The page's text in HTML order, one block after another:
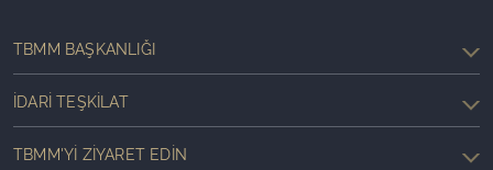
TBMM BAŞKANLIĞI
İDARI TEŞKILAT
TBMM'YI ZIYARET EDIN